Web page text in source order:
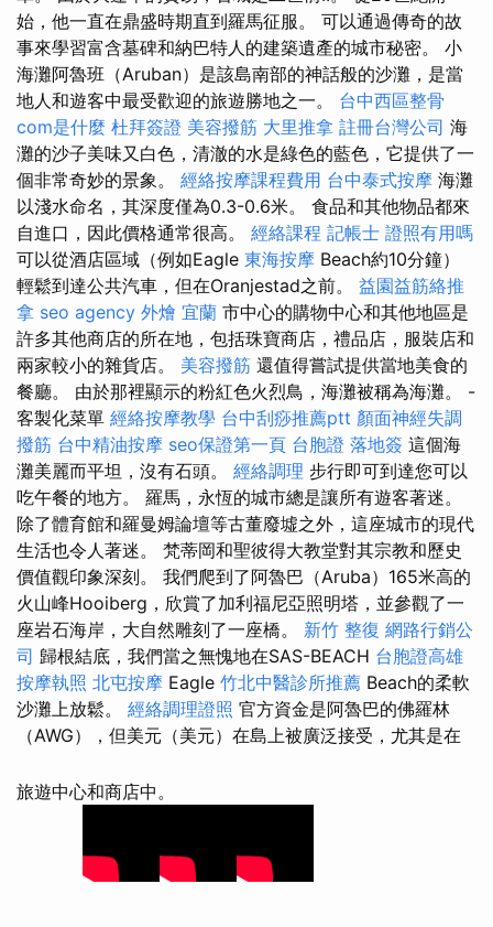
始，他一直在鼎盛時期直到羅馬征服。 可以通過傳奇的故
事來學習富含墓碑和納巴特人的建築遺產的城市秘密。 小
海灘阿魯班（Aruban）是該島南部的神話般的沙灘，是當
地人和遊客中最受歡迎的旅遊勝地之一。 台中西區整骨
com是什麼 杜拜簽證 美容撥筋 大里推拿 註冊台灣公司 海
灘的沙子美味又白色，清澈的水是綠色的藍色，它提供了一
個非常奇妙的景象。 經絡按摩課程費用 台中泰式按摩 海灘
以淺水命名，其深度僅為0.3-0.6米。 食品和其他物品都來
自進口，因此價格通常很高。 經絡課程 記帳士 證照有用嗎
可以從酒店區域（例如Eagle 東海按摩 Beach約10分鐘）
輕鬆到達公共汽車，但在Oranjestad之前。 益園益筋絡推
拿 seo agency 外燴 宜蘭 市中心的購物中心和其他地區是
許多其他商店的所在地，包括珠寶商店，禮品店，服裝店和
兩家較小的雜貨店。 美容撥筋 還值得嘗試提供當地美食的
餐廳。 由於那裡顯示的粉紅色火烈鳥，海灘被稱為海灘。 -
客製化菜單 經絡按摩教學 台中刮痧推薦ptt 顏面神經失調
撥筋 台中精油按摩 seo保證第一頁 台胞證 落地簽 這個海
灘美麗而平坦，沒有石頭。 經絡調理 步行即可到達您可以
吃午餐的地方。 羅馬，永恆的城市總是讓所有遊客著迷。
除了體育館和羅曼姆論壇等古董廢墟之外，這座城市的現代
生活也令人著迷。 梵蒂岡和聖彼得大教堂對其宗教和歷史
價值觀印象深刻。 我們爬到了阿魯巴（Aruba）165米高的
火山峰Hooiberg，欣賞了加利福尼亞照明塔，並參觀了一
座岩石海岸，大自然雕刻了一座橋。 新竹 整復 網路行銷公
司 歸根結底，我們當之無愧地在SAS-BEACH 台胞證高雄
按摩執照 北屯按摩 Eagle 竹北中醫診所推薦 Beach的柔軟
沙灘上放鬆。 經絡調理證照 官方資金是阿魯巴的佛羅林
（AWG），但美元（美元）在島上被廣泛接受，尤其是在
旅遊中心和商店中。